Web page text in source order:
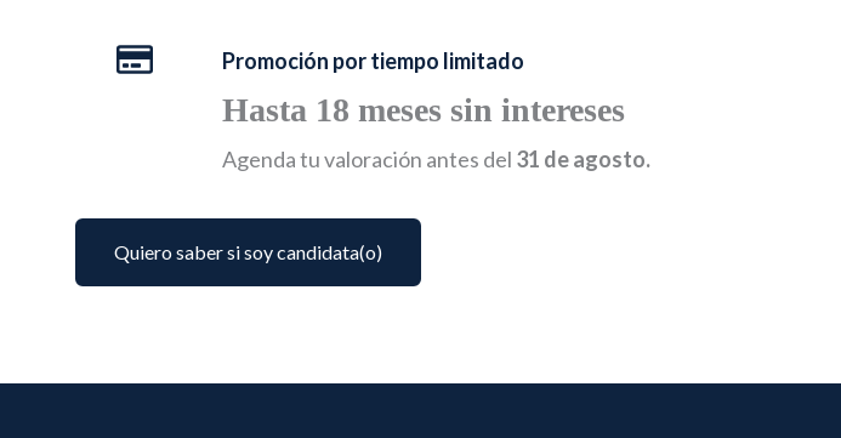
Promoción por tiempo limitado
Hasta 18 meses sin intereses
Agenda tu valoración antes del 31 de agosto.
Quiero saber si soy candidata(o)